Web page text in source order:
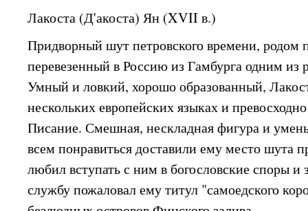
Лакоста (Д'акоста) Ян (XVII в.)
Придворный шут петровского времени, родом
перевезенный в Россию из Гамбурга одним из
Умный и ловкий, хорошо образованный,
нескольких европейских языках и
Писание. Смешная, нескладная фигура и
всем понравиться доставили ему место шута
любил вступать с ним в богословские споры
службу пожаловал ему титул "самоедского